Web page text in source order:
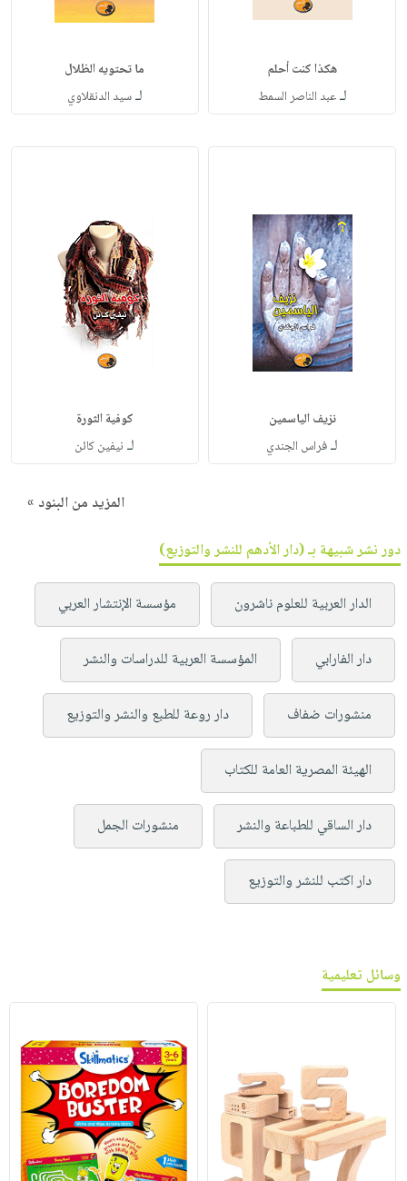
هكذا كنت أحلم
لـعبد الناصر السمط
ما تحتويه الظلال
لـسيد الدنقلاوي
نزيف الياسمين
لـفراس الجندي
كوفية الثورة
لـ نيفين كائن
المزيد من البنود »
دور نشر شبيهة بـ (دار الأدهم للنشر والتوزيع)
الدار العربية للعلوم ناشرون مؤسسة الإنتشار العربي
دار الفارابي المؤسسة العربية للدراسات والنشر
منشورات ضفاف دار روعة للطبع والنشر والتوزيع
الهيئة المصرية العامة للكتاب
دار الساقي للطباعة والنشر منشورات الجمل
دار اكتب للنشر والتوزيع
وسائل تعليمية